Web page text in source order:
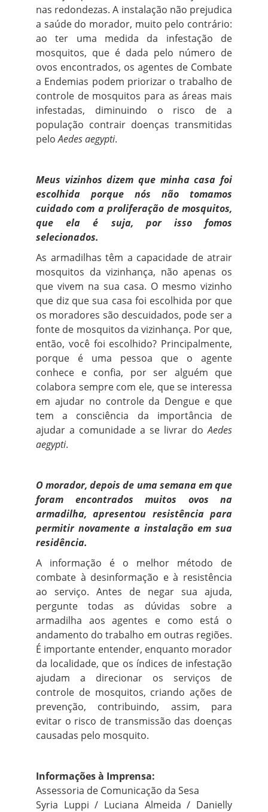
nas redondezas. A instalação não prejudica
a saúde do morador, muito pelo contrário:
ao ter uma medida da infestação de
mosquitos, que é dada pelo número de
ovos encontrados, os agentes de Combate
a Endemias podem priorizar o trabalho de
controle de mosquitos para as áreas mais
infestadas, diminuindo o risco de a
população contrair doenças transmitidas
peloAedes aegypti.
Meus vizinhos dizem que minha casa foi
escolhida porque nós não tomamos
cuidado com a proliferação de mosquitos,
que ela é suja, por isso fomos
selecionados.
As armadilhas têm a capacidade de atrair
mosquitos da vizinhança, não apenas os
que vivem na sua casa. O mesmo vizinho
que diz que sua casa foi escolhida por que
os moradores são descuidados, pode ser a
fonte de mosquitos da vizinhança. Por que,
então, você foi escolhido? Principalmente,
porque é uma pessoa que o agente
conhece e confia, por ser alguém que
colabora sempre com ele, que se interessa
em ajudar no controle da Dengue e que
tem a consciência da importância de
ajudar a comunidade a se livrar doAedes
aegypti.
O morador, depois de uma semana em que
foram encontrados muitos ovos na
armadilha, apresentou resistência para
permitir novamente a instalação em sua
residência.
A informação é o melhor método de
combate à desinformação e à resistência
ao serviço. Antes de negar sua ajuda,
pergunte todas as dúvidas sobre a
armadilha aos agentes e como está o
andamento do trabalho em outras regiões.
É importante entender, enquanto morador
da localidade, que os índices de infestação
ajudam a direcionar os serviços de
controle de mosquitos, criando ações de
prevenção, contribuindo, assim, para
evitar o risco de transmissão das doenças
causadas pelo mosquito.
Informações à Imprensa:
Assessoria de Comunicação da Sesa
Syria Luppi / Luciana Almeida / Danielly